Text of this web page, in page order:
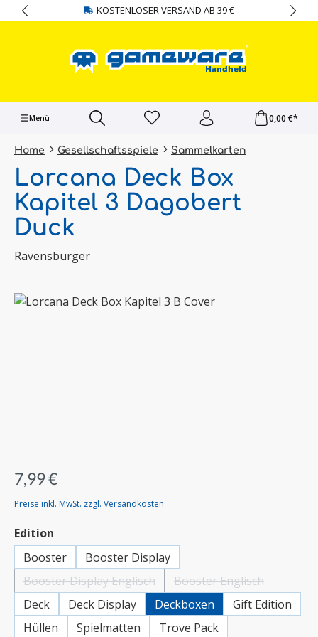
springen KOSTENLOSER VERSAND AB 39 €
Menü 0,00 €*
Home Gesellschaftsspiele Sammelkarten
Lorcana Deck Box
Kapitel 3 Dagobert
Duck
Ravensburger
Bildergalerie überspringen
7,99 €
Preise inkl. MwSt. zzgl. Versandkosten
Edition
Booster
Booster Display
Booster Display Englisch(Diese Option ist zurzeit nicht verfügbar.)
Booster Englisch(Diese Option ist zurzeit
Deck Deck Display Deckboxen
Gift Edition
Hüllen
Spielmatten
Trove Pack